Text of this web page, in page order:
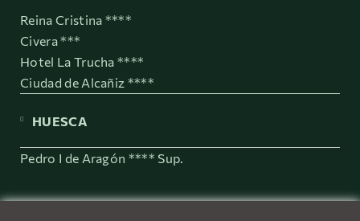
Reina Cristina ****
Civera ***
Hotel La Trucha ****
Ciudad de Alcañiz ****
HUESCA
Pedro I de Aragón **** Sup.